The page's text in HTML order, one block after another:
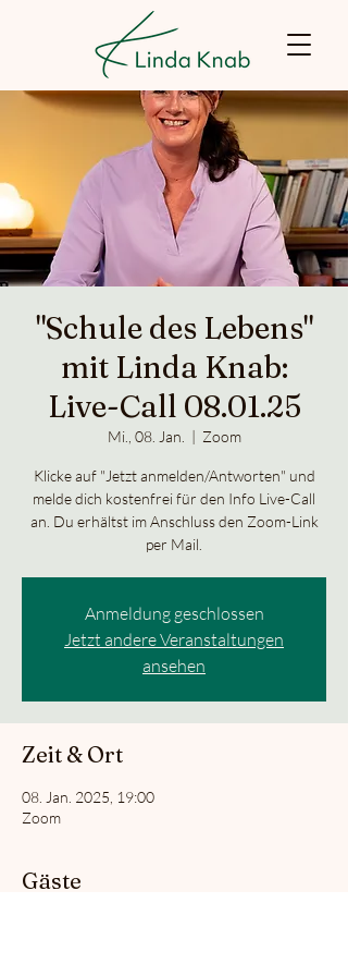
"Schule des Lebens"
mit Linda Knab:
Live-Call 08.01.25
Mi., 08. Jan.
  |
Zoom
Klicke auf "Jetzt anmelden/Antworten" und
melde dich kostenfrei für den Info Live-Call
an. Du erhältst im Anschluss den Zoom-Link
per Mail.
Anmeldung geschlossen
Jetzt andere Veranstaltungen
ansehen
Zeit & Ort
08. Jan. 2025, 19:00
Zoom
Gäste